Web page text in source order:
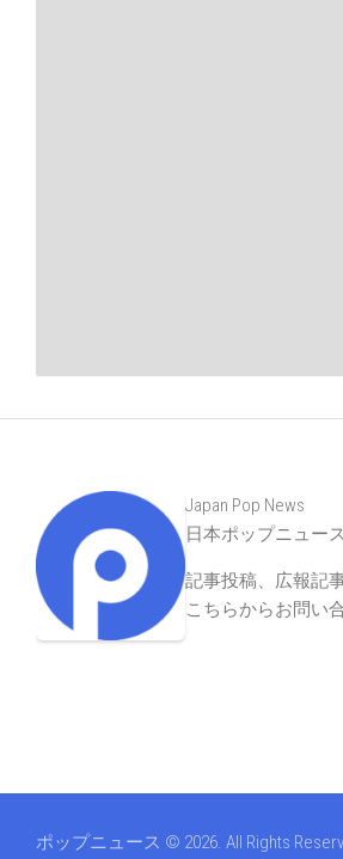
Japan Pop News
日本ポップニュース
記事投稿、広報記
こちらからお問い
ポップニュース © 2026. All Rights